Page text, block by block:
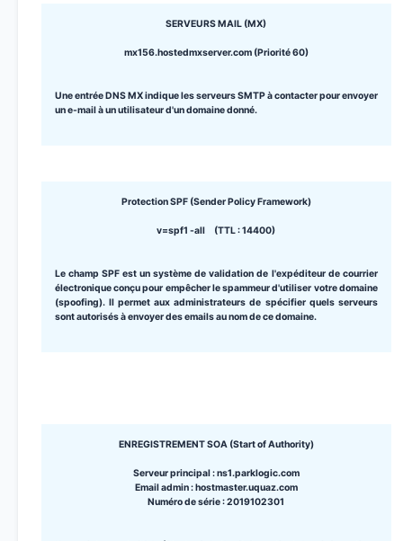
SERVEURS MAIL (MX)
mx156.hostedmxserver.com (Priorité 60)
Une entrée DNS MX indique les serveurs SMTP à contacter pour envoyer
un e-mail à un utilisateur d'un domaine donné.
Protection SPF (Sender Policy Framework)
v=spf1 -all (TTL : 14400)
Le champ SPF est un système de validation de l'expéditeur de courrier
électronique conçu pour empêcher le spammeur d'utiliser votre domaine
(spoofing). Il permet aux administrateurs de spécifier quels serveurs
sont autorisés à envoyer des emails au nom de ce domaine.
ENREGISTREMENT SOA (Start of Authority)
Serveur principal : ns1.parklogic.com
Email admin : hostmaster.uquaz.com
Numéro de série : 2019102301